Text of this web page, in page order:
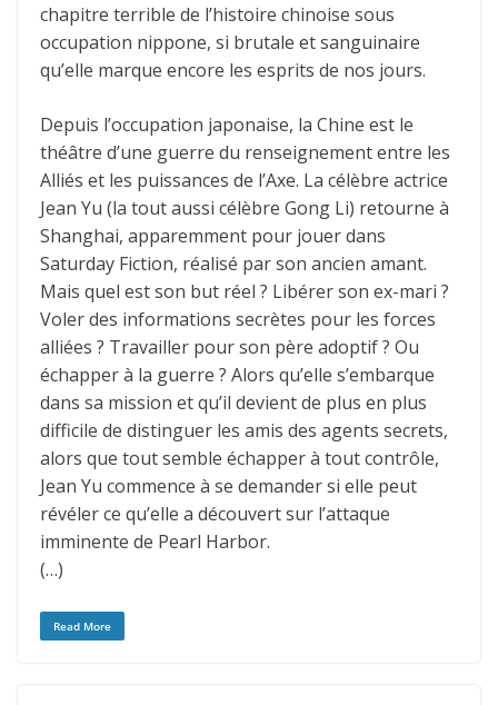
chapitre terrible de l’histoire chinoise sous
occupation nippone, si brutale et sanguinaire
qu’elle marque encore les esprits de nos jours.
Depuis l’occupation japonaise, la Chine est le
théâtre d’une guerre du renseignement entre les
Alliés et les puissances de l’Axe. La célèbre actrice
Jean Yu (la tout aussi célèbre Gong Li) retourne à
Shanghai, apparemment pour jouer dans
Saturday Fiction, réalisé par son ancien amant.
Mais quel est son but réel ? Libérer son ex-mari ?
Voler des informations secrètes pour les forces
alliées ? Travailler pour son père adoptif ? Ou
échapper à la guerre ? Alors qu’elle s’embarque
dans sa mission et qu’il devient de plus en plus
difficile de distinguer les amis des agents secrets,
alors que tout semble échapper à tout contrôle,
Jean Yu commence à se demander si elle peut
révéler ce qu’elle a découvert sur l’attaque
imminente de Pearl Harbor.
(…)
Read More